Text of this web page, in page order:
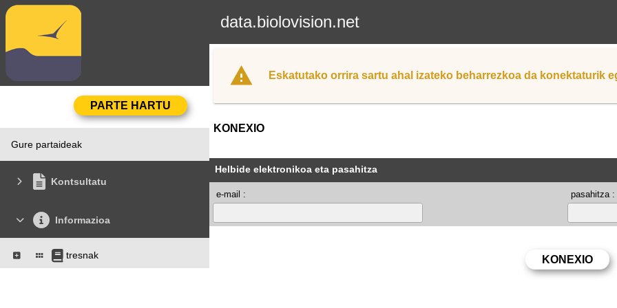
data.biolovision.net
Gure partaideak
Kontsultatu
Informazioa
tresnak
Eskatutako orrira sartu ahal izateko beharrezkoa da konektaturik
KONEXIO
Helbide elektronikoa eta pasahitza
e-mail : pasahitza :